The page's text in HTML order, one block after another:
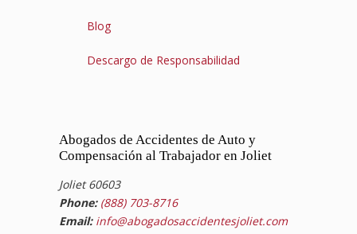
Blog
Descargo de Responsabilidad
Abogados de Accidentes de Auto y
Compensación al Trabajador en Joliet
Joliet 60603
Phone: (888) 703-8716
Email: info@abogadosaccidentesjoliet.com